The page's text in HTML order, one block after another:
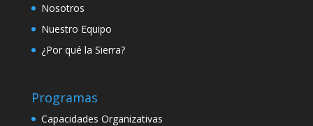
Nosotros
Nuestro Equipo
¿Por qué la Sierra?
Programas
Capacidades Organizativas